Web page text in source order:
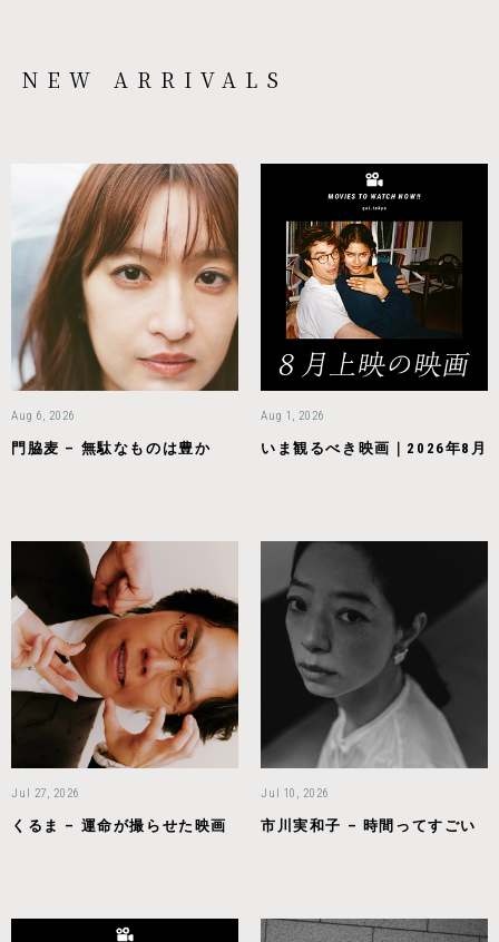
NEW ARRIVALS
Aug 6, 2026
門脇麦 – 無駄なものは豊か
Aug 1, 2026
いま観るべき映画｜2026年8月
Jul 27, 2026
くるま – 運命が撮らせた映画
Jul 10, 2026
市川実和子 – 時間ってすごい